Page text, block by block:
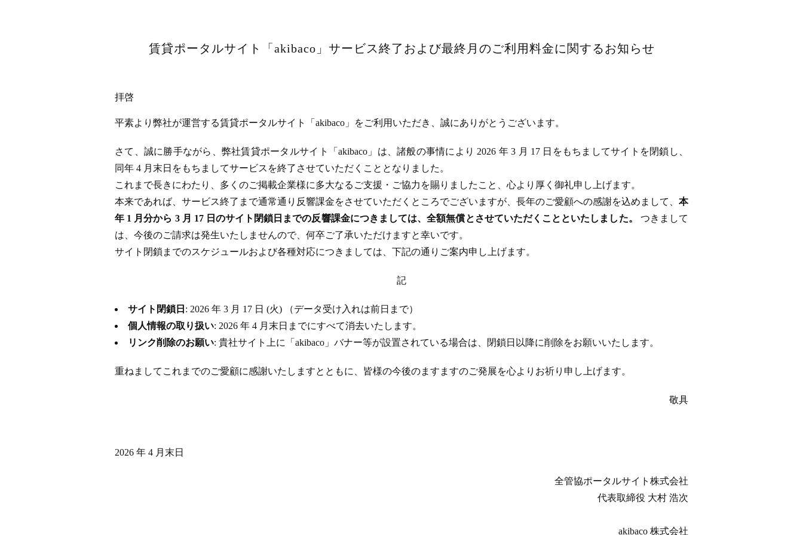
賃貸ポータルサイト「akibaco」サービス終了および最終月のご利用料金に関するお知らせ
拝啓
平素より弊社が運営する賃貸ポータルサイト「akibaco」をご利用いただき、誠にありがとうございます。
さて、誠に勝手ながら、弊社賃貸ポータルサイト「akibaco」は、諸般の事情により 2026 年 3 月 17 日をもちましてサイトを閉鎖し、
同年 4 月末日をもちましてサービスを終了させていただくこととなりました。
これまで長きにわたり、多くのご掲載企業様に多大なるご支援・ご協力を賜りましたこと、心より厚く御礼申し上げます。
本来であれば、サービス終了まで通常通り反響課金をさせていただくところでございますが、長年のご愛顧への感謝を込めまして、 本
年 1 月分から 3 月 17 日のサイト閉鎖日までの反響課金につきましては、全額無償とさせていただくことといたしました。 つきまして
は、今後のご請求は発生いたしませんので、何卒ご了承いただけますと幸いです。
サイト閉鎖までのスケジュールおよび各種対応につきましては、下記の通りご案内申し上げます。
記
サイト閉鎖日 : 2026 年 3 月 17 日 (火) （データ受け入れは前日まで）
個人情報の取り扱い: 2026 年 4 月末日までにすべて消去いたします。
リンク削除のお願い: 貴社サイト上に「akibaco」バナー等が設置されている場合は、閉鎖日以降に削除をお願いいたします。
重ねましてこれまでのご愛顧に感謝いたしますとともに、皆様の今後のますますのご発展を心よりお祈り申し上げます。
敬具
2026 年 4 月末日
全管協ポータルサイト株式会社
代表取締役 大村 浩次
akibaco 株式会社